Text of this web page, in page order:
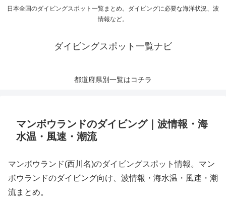
日本全国のダイビングスポット一覧まとめ。ダイビングに必要な海洋状況、波
情報など。
ダイビングスポット一覧ナビ
都道府県別一覧はコチラ
マンボウランドのダイビング｜波情報・海
水温・風速・潮流
マンボウランド(西川名)のダイビングスポット情報。マン
ボウランドのダイビング向け、波情報・海水温・風速・潮
流まとめ。